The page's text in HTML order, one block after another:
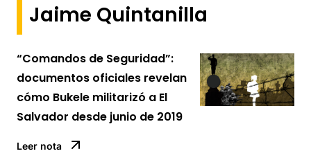
Jaime Quintanilla
“Comandos de Seguridad”:
documentos oficiales revelan
cómo Bukele militarizó a El
Salvador desde junio de 2019
Leer nota